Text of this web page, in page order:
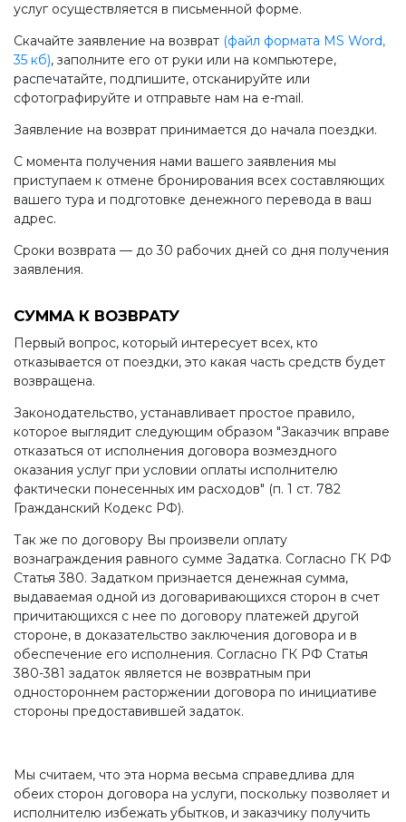
услуг осуществляется в письменной форме.
Скачайте заявление на возврат (файл формата MS Word,
35 кб), заполните его от руки или на компьютере,
распечатайте, подпишите, отсканируйте или
сфотографируйте и отправьте нам на e-mail.
Заявление на возврат принимается до начала поездки.
С момента получения нами вашего заявления мы
приступаем к отмене бронирования всех составляющих
вашего тура и подготовке денежного перевода в ваш
адрес.
Сроки возврата — до 30 рабочих дней со дня получения
заявления.
СУММА К ВОЗВРАТУ
Первый вопрос, который интересует всех, кто
отказывается от поездки, это какая часть средств будет
возвращена.
Законодательство, устанавливает простое правило,
которое выглядит следующим образом "Заказчик вправе
отказаться от исполнения договора возмездного
оказания услуг при условии оплаты исполнителю
фактически понесенных им расходов" (п. 1 ст. 782
Гражданский Кодекс РФ).
Так же по договору Вы произвели оплату
вознаграждения равного сумме Задатка. Согласно ГК РФ
Статья 380. Задатком признается денежная сумма,
выдаваемая одной из договаривающихся сторон в счет
причитающихся с нее по договору платежей другой
стороне, в доказательство заключения договора и в
обеспечение его исполнения. Согласно ГК РФ Статья
380-381 задаток является не возвратным при
одностороннем расторжении договора по инициативе
стороны предоставившей задаток.
Мы считаем, что эта норма весьма справедлива для
обеих сторон договора на услуги, поскольку позволяет и
исполнителю избежать убытков, и заказчику получить